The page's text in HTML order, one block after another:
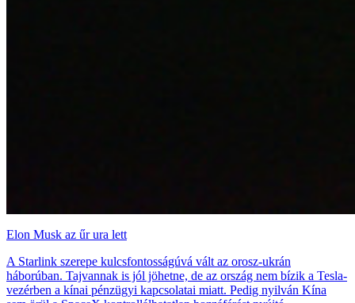
Elon Musk az űr ura lett
A Starlink szerepe kulcsfontosságúvá vált az orosz-ukrán
háborúban. Tajvannak is jól jöhetne, de az ország nem bízik a Tesla-
vezérben a kínai pénzügyi kapcsolatai miatt. Pedig nyilván Kína